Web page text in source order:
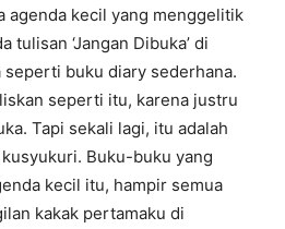
agenda kecil yang menggelitik
tulisan ‘Jangan Dibuka’ di
seperti buku diary sederhana.
seperti itu, karena justru
Tapi sekali lagi, itu adalah
Buku-buku yang
kecil itu, hampir semua
kakak pertamaku di